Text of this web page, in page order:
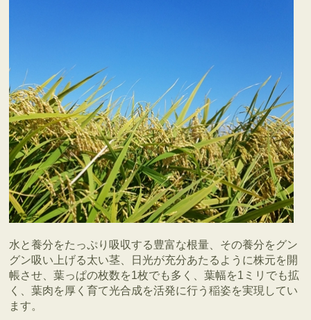
水と養分をたっぷり吸収する豊富な根量、その養分をグン
グン吸い上げる太い茎、日光が充分あたるように株元を開
帳させ、葉っぱの枚数を1枚でも多く、葉幅を1ミリでも拡
く、葉肉を厚く育て光合成を活発に行う稲姿を実現してい
ます。